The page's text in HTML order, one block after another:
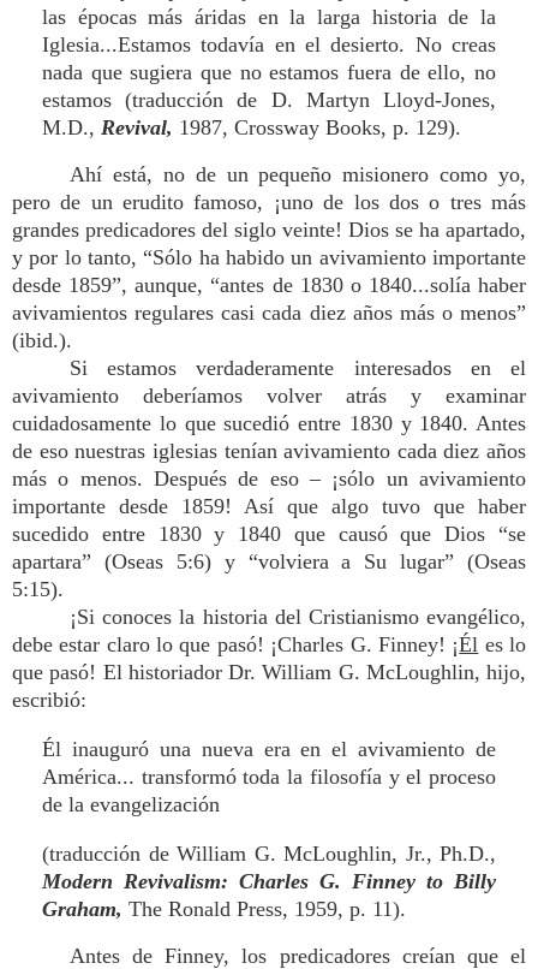
las épocas más áridas en la larga historia de la
Iglesia...Estamos todavía en el desierto. No creas
nada que sugiera que no estamos fuera de ello, no
estamos (traducción de D. Martyn Lloyd-Jones,
M.D., Revival, 1987, Crossway Books, p. 129).
Ahí está, no de un pequeño misionero como yo,
pero de un erudito famoso, ¡uno de los dos o tres más
grandes predicadores del siglo veinte! Dios se ha apartado,
y por lo tanto, “Sólo ha habido un avivamiento importante
desde 1859”, aunque, “antes de 1830 o 1840...solía haber
avivamientos regulares casi cada diez años más o menos”
(ibid.).
Si estamos verdaderamente interesados en el
avivamiento deberíamos volver atrás y examinar
cuidadosamente lo que sucedió entre 1830 y 1840. Antes
de eso nuestras iglesias tenían avivamiento cada diez años
más o menos. Después de eso – ¡sólo un avivamiento
importante desde 1859! Así que algo tuvo que haber
sucedido entre 1830 y 1840 que causó que Dios “se
apartara” (Oseas 5:6) y “volviera a Su lugar” (Oseas
5:15).
¡Si conoces la historia del Cristianismo evangélico,
debe estar claro lo que pasó! ¡Charles G. Finney! ¡Él es lo
que pasó! El historiador Dr. William G. McLoughlin, hijo,
escribió:
Él inauguró una nueva era en el avivamiento de
América... transformó toda la filosofía y el proceso
de la evangelización
(traducción de William G. McLoughlin, Jr., Ph.D.,
Modern Revivalism: Charles G. Finney to Billy
Graham, The Ronald Press, 1959, p. 11).
Antes de Finney, los predicadores creían que el